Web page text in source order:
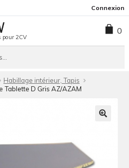
la
navigation
contenu
Connexion
pour 2CV
0
Habillage intérieur, Tapis
Tablette D Gris AZ/AZAM